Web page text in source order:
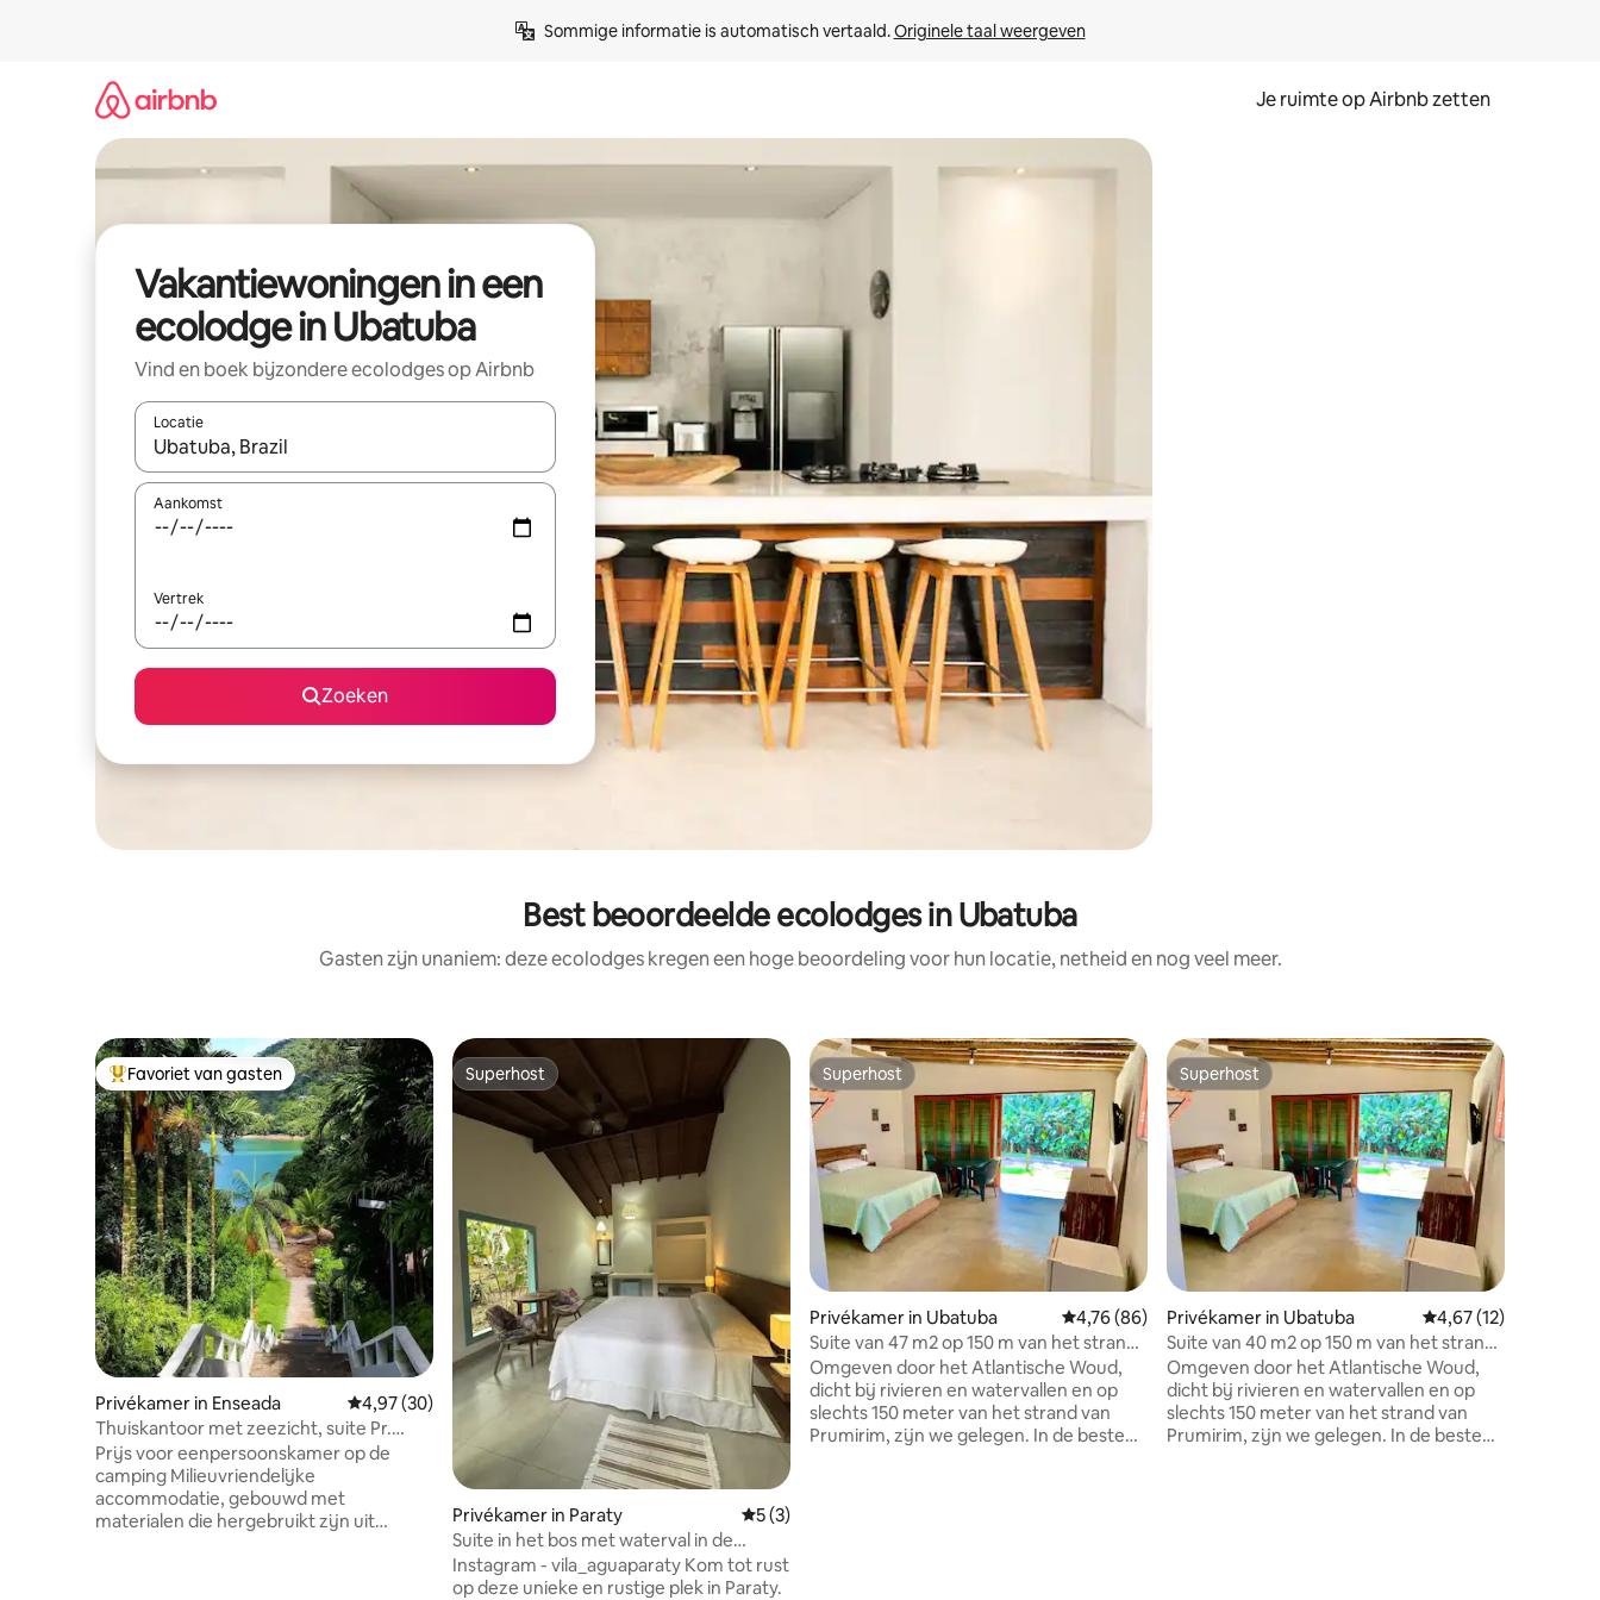
Sommige informatie is automatisch vertaald. Originele taal weergeven
Je ruimte op Airbnb zetten
Vakantiewoningen in een
ecolodge in Ubatuba
Vind en boek bijzondere ecolodges op Airbnb
Locatie
Wanneer er suggesties beschikbaar zijn, maak je een keuze met je de pijltjestoetsen omhoog en omlaag, óf door te tikken of swipen.
Aankomst
Vertrek
Zoeken
Best beoordeelde ecolodges in Ubatuba
Gasten zijn unaniem: deze ecolodges kregen een hoge beoordeling voor hun locatie, netheid en nog veel meer.
Topfavoriet van gasten
Favoriet van gasten
Privékamer in Enseada Gemiddelde beoordeling van 4,97 uit 5, 30 recensies
4,97 (30)
Thuiskantoor met zeezicht, suite Pr.
Enseada en S. Rita hqz
Prijs voor eenpersoonskamer op de
camping Milieuvriendelijke
accommodatie, gebouwd met
materialen die hergebruikt zijn uit
Superhost
Superhost
Privékamer in Paraty Gemiddelde beoordeling van 5 uit 5, 3 recensies
5 (3)
Suite in het bos met waterval in de
achtertuin in Paraty
Instagram - vila_aguaparaty Kom tot rust
op deze unieke en rustige plek in Paraty.
Superhost
Superhost
Privékamer in Ubatuba Gemiddelde beoordeling van 4,76 uit 5, 86 recensies
4,76 (86)
Suite van 47 m2 op 150 m van het strand
van Prumirim
Omgeven door het Atlantische Woud,
dicht bij rivieren en watervallen en op
slechts 150 meter van het strand van
Prumirim, zijn we gelegen. In de beste
Superhost
Superhost
Privékamer in Ubatuba Gemiddelde
4,67 (12)
Suite van 40 m2 op 150 m van het strand
van Prumirim
Omgeven door het Atlantische Woud,
dicht bij rivieren en watervallen en op
slechts 150 meter van het strand van
Prumirim, zijn we gelegen. In de beste